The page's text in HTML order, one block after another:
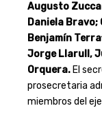
Augusto
Daniela Bravo;
Benjamín
Jorge Llarull,
Orquera. El
prosecretaria
miembros del